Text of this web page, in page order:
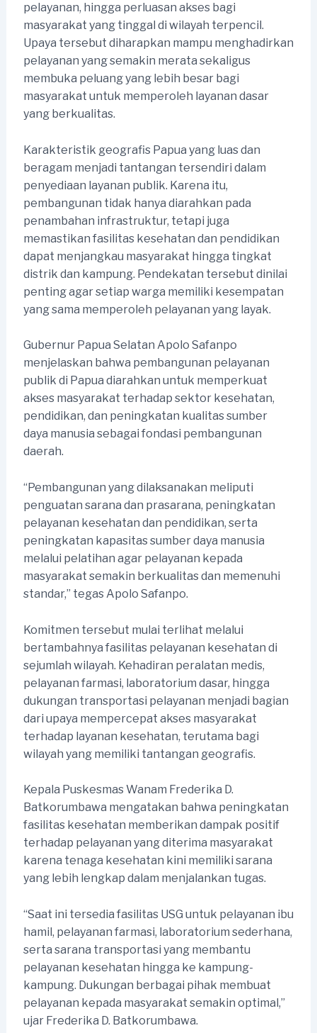
pelayanan, hingga perluasan akses bagi
masyarakat yang tinggal di wilayah terpencil.
Upaya tersebut diharapkan mampu menghadirkan
pelayanan yang semakin merata sekaligus
membuka peluang yang lebih besar bagi
masyarakat untuk memperoleh layanan dasar
yang berkualitas.
Karakteristik geografis Papua yang luas dan
beragam menjadi tantangan tersendiri dalam
penyediaan layanan publik. Karena itu,
pembangunan tidak hanya diarahkan pada
penambahan infrastruktur, tetapi juga
memastikan fasilitas kesehatan dan pendidikan
dapat menjangkau masyarakat hingga tingkat
distrik dan kampung. Pendekatan tersebut dinilai
penting agar setiap warga memiliki kesempatan
yang sama memperoleh pelayanan yang layak.
Gubernur Papua Selatan Apolo Safanpo
menjelaskan bahwa pembangunan pelayanan
publik di Papua diarahkan untuk memperkuat
akses masyarakat terhadap sektor kesehatan,
pendidikan, dan peningkatan kualitas sumber
daya manusia sebagai fondasi pembangunan
daerah.
“Pembangunan yang dilaksanakan meliputi
penguatan sarana dan prasarana, peningkatan
pelayanan kesehatan dan pendidikan, serta
peningkatan kapasitas sumber daya manusia
melalui pelatihan agar pelayanan kepada
masyarakat semakin berkualitas dan memenuhi
standar,” tegas Apolo Safanpo.
Komitmen tersebut mulai terlihat melalui
bertambahnya fasilitas pelayanan kesehatan di
sejumlah wilayah. Kehadiran peralatan medis,
pelayanan farmasi, laboratorium dasar, hingga
dukungan transportasi pelayanan menjadi bagian
dari upaya mempercepat akses masyarakat
terhadap layanan kesehatan, terutama bagi
wilayah yang memiliki tantangan geografis.
Kepala Puskesmas Wanam Frederika D.
Batkorumbawa mengatakan bahwa peningkatan
fasilitas kesehatan memberikan dampak positif
terhadap pelayanan yang diterima masyarakat
karena tenaga kesehatan kini memiliki sarana
yang lebih lengkap dalam menjalankan tugas.
“Saat ini tersedia fasilitas USG untuk pelayanan ibu
hamil, pelayanan farmasi, laboratorium sederhana,
serta sarana transportasi yang membantu
pelayanan kesehatan hingga ke kampung-
kampung. Dukungan berbagai pihak membuat
pelayanan kepada masyarakat semakin optimal,”
ujar Frederika D. Batkorumbawa.